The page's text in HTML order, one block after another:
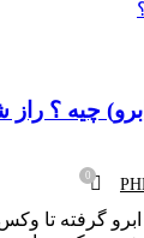
چیه ؟
0
گرفته تا